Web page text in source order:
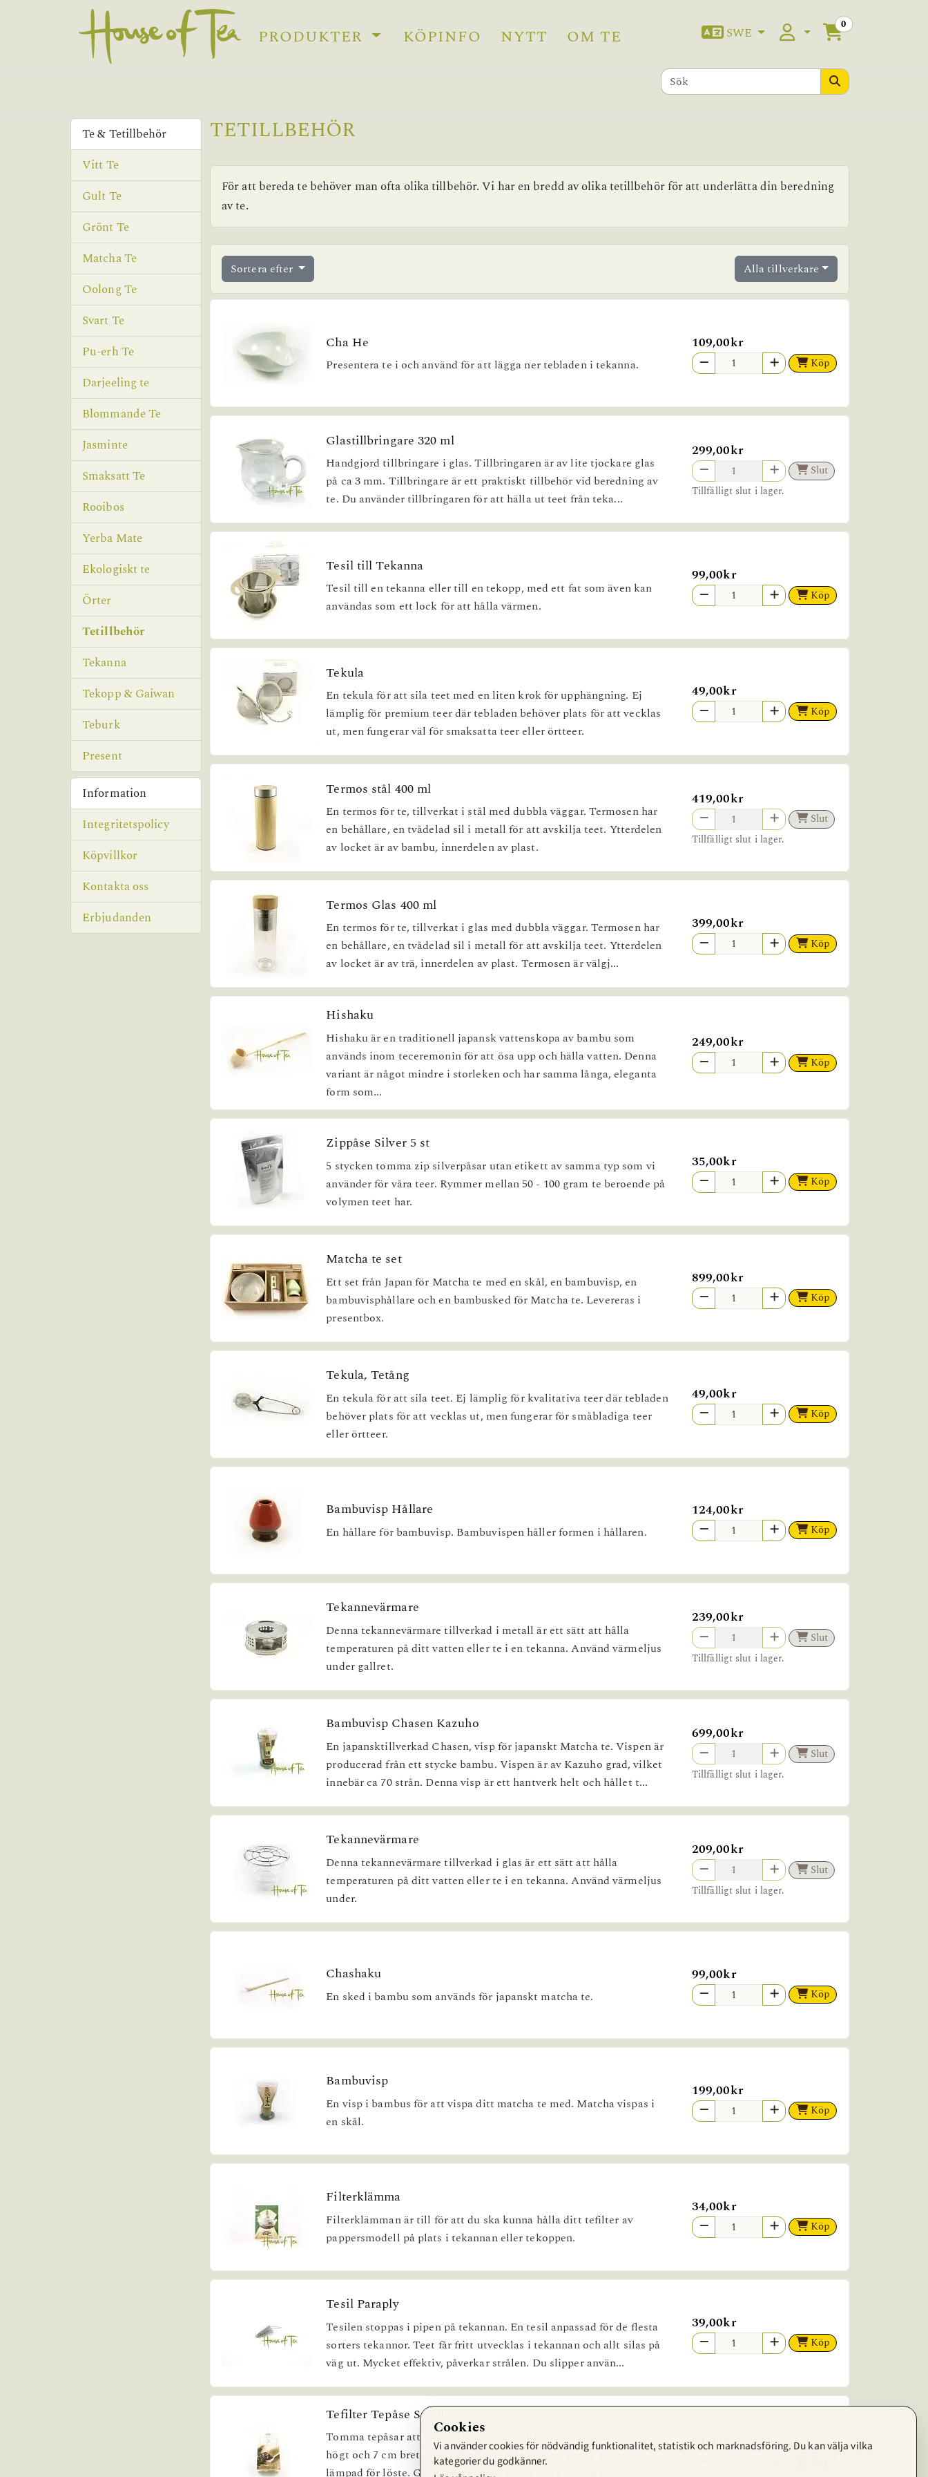
PRODUKTER KÖPINFO NYTT OM TE SWE 0
TETILLBEHÖR
För att bereda te behöver man ofta olika tillbehör. Vi har en bredd av olika tetillbehör för att underlätta din beredning
av te.
Sortera efter Alla tillverkare
Cha He
Presentera te i och använd för att lägga ner tebladen i tekanna.
109,00kr
Köp
Glastillbringare 320 ml
Handgjord tillbringare i glas. Tillbringaren är av lite tjockare glas
på ca 3 mm. Tillbringare är ett praktiskt tillbehör vid beredning av
te. Du använder tillbringaren för att hälla ut teet från teka...
299,00kr
Slut
Tillfälligt slut i lager.
Tesil till Tekanna
Tesil till en tekanna eller till en tekopp, med ett fat som även kan
användas som ett lock för att hålla värmen.
99,00kr
Köp
Tekula
En tekula för att sila teet med en liten krok för upphängning. Ej
lämplig för premium teer där tebladen behöver plats för att vecklas
ut, men fungerar väl för smaksatta teer eller örtteer.
49,00kr
Köp
Termos stål 400 ml
En termos för te, tillverkat i stål med dubbla väggar. Termosen har
en behållare, en tvådelad sil i metall för att avskilja teet. Ytterdelen
av locket är av bambu, innerdelen av plast.
419,00kr
Slut
Tillfälligt slut i lager.
Termos Glas 400 ml
En termos för te, tillverkat i glas med dubbla väggar. Termosen har
en behållare, en tvådelad sil i metall för att avskilja teet. Ytterdelen
av locket är av trä, innerdelen av plast. Termosen är välgj...
399,00kr
Köp
Hishaku
Hishaku är en traditionell japansk vattenskopa av bambu som
används inom teceremonin för att ösa upp och hälla vatten. Denna
variant är något mindre i storleken och har samma långa, eleganta
form som...
249,00kr
Köp
Zippåse Silver 5 st
5 stycken tomma zip silverpåsar utan etikett av samma typ som vi
använder för våra teer. Rymmer mellan 50 - 100 gram te beroende på
volymen teet har.
35,00kr
Köp
Matcha te set
Ett set från Japan för Matcha te med en skål, en bambuvisp, en
bambuvisphållare och en bambusked för Matcha te. Levereras i
presentbox.
899,00kr
Köp
Tekula, Tetång
En tekula för att sila teet. Ej lämplig för kvalitativa teer där tebladen
behöver plats för att vecklas ut, men fungerar för småbladiga teer
eller örtteer.
49,00kr
Köp
Bambuvisp Hållare
En hållare för bambuvisp. Bambuvispen håller formen i hållaren.
124,00kr
Köp
Tekannevärmare
Denna tekannevärmare tillverkad i metall är ett sätt att hålla
temperaturen på ditt vatten eller te i en tekanna. Använd värmeljus
under gallret.
239,00kr
Slut
Tillfälligt slut i lager.
Bambuvisp Chasen Kazuho
En japansktillverkad Chasen, visp för japanskt Matcha te. Vispen är
producerad från ett stycke bambu. Vispen är av Kazuho grad, vilket
innebär ca 70 strån. Denna visp är ett hantverk helt och hållet t...
699,00kr
Slut
Tillfälligt slut i lager.
Tekannevärmare
Denna tekannevärmare tillverkad i glas är ett sätt att hålla
temperaturen på ditt vatten eller te i en tekanna. Använd värmeljus
under.
209,00kr
Slut
Tillfälligt slut i lager.
Chashaku
En sked i bambu som används för japanskt matcha te.
99,00kr
Köp
Bambuvisp
En visp i bambus för att vispa ditt matcha te med. Matcha vispas i
en skål.
199,00kr
Köp
Filterklämma
Filterklämman är till för att du ska kunna hålla ditt tefilter av
pappersmodell på plats i tekannan eller tekoppen.
34,00kr
Köp
Tesil Paraply
Tesilen stoppas i pipen på tekannan. En tesil anpassad för de flesta
sorters tekannor. Teet får fritt utvecklas i tekannan och allt silas på
väg ut. Mycket effektiv, påverkar strålen. Du slipper använ...
39,00kr
Köp
Tefilter Tepåse Small
Tomma tepåsar att fylla själv med te. Tefilter storlek small, 10 cm
högt och 7 cm brett dubbelbottnat, större än en vanlig tepåse
lämpad för löste. Går väl att använda i tekopp eller tekanna.
54,00kr
Te & Tetillbehör
Vitt Te
Gult Te
Grönt Te
Matcha Te
Oolong Te
Svart Te
Pu-erh Te
Darjeeling te
Blommande Te
Jasminte
Smaksatt Te
Rooibos
Yerba Mate
Ekologiskt te
Örter
Tetillbehör
Tekanna
Tekopp & Gaiwan
Teburk
Present
Information
Integritetspolicy
Köpvillkor
Kontakta oss
Erbjudanden
Cookies
Vi använder cookies för nödvändig funktionalitet, statistik och marknadsföring. Du kan välja vilka
kategorier du godkänner.